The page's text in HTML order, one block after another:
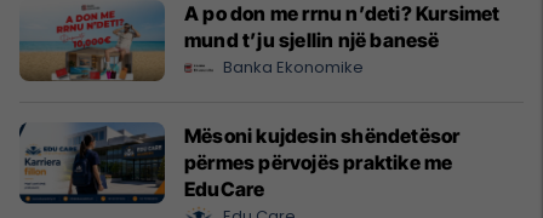
A po don me rrnu n’deti? Kursimet
mund t’ju sjellin një banesë
Banka Ekonomike
Mësoni kujdesin shëndetësor
përmes përvojës praktike me
EduCare